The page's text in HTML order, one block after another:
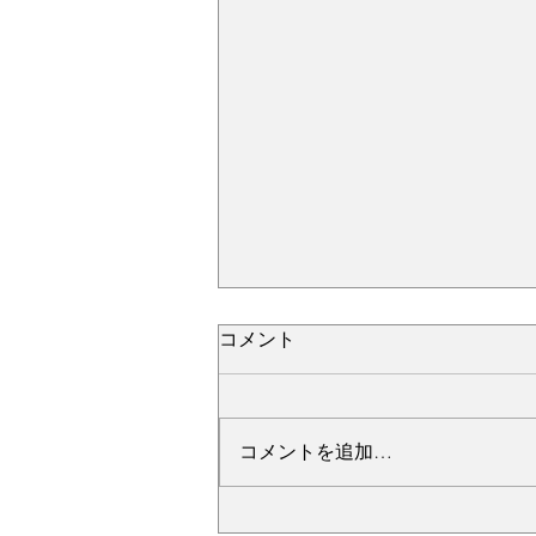
コメント
コメントを追加…